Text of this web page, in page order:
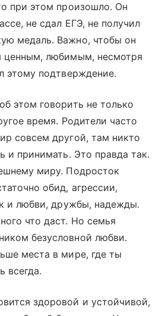
при этом произошло. Он
не сдал ЕГЭ, не получил
медаль. Важно, чтобы он
ценным, любимым, несмотря
этому подтверждение.
этом говорить не только
время. Родители часто
совсем другой, там никто
и принимать. Это правда так.
миру. Подросток
обид, агрессии,
и любви, дружбы, надежды.
что даст. Но семья
безусловной любви.
места в мире, где ты
всегда.
здоровой и устойчивой,